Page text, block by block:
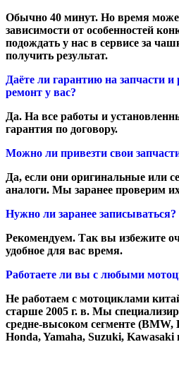
Обычно 40 минут. Но время
зависимости от особенностей
подождать у нас в сервисе за
получить результат.
Даёте ли гарантию на запчасти
ремонт у вас?
Да. На все работы и
гарантия по договору.
Можно ли привезти свои
Да, если они оригинальные или
аналоги. Мы заранее проверим
Нужно ли заранее записываться?
Рекомендуем. Так вы избежите
удобное для вас время.
Работаете ли вы с любыми
Не работаем с мотоциклами
старше 2005 г. в. Мы
средне-высоком сегменте
Honda, Yamaha, Suzuki, Kawasaki